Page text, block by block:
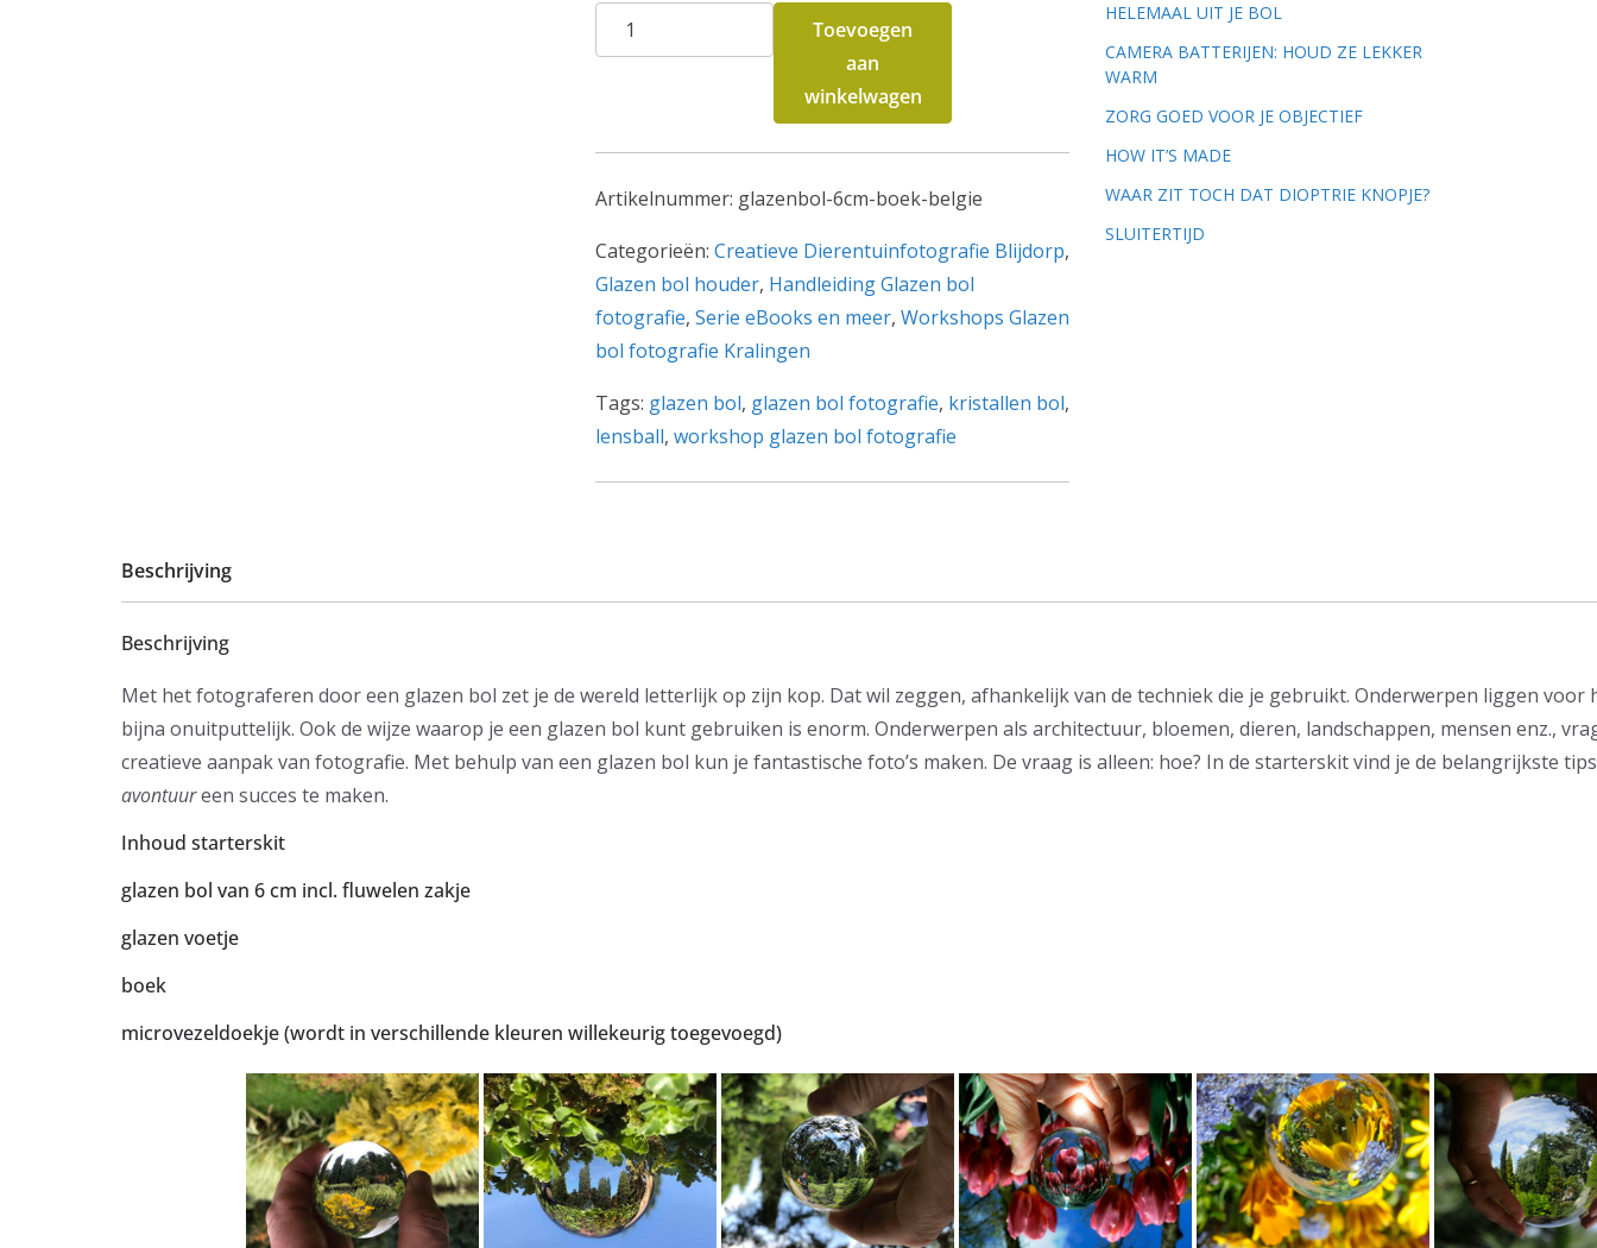
België
-
bol
6
cm
incl.
boek
Toevoegen
aan
winkelwagen
Artikelnummer: glazenbol-6cm-boek-belgie
Categorieën: Creatieve Dierentuinfotografie Blijdorp,
Glazen bol houder, Handleiding Glazen bol
fotografie, Serie eBooks en meer, Workshops Glazen
bol fotografie Kralingen
Tags: glazen bol, glazen bol fotografie, kristallen bol,
lensball, workshop glazen bol fotografie
Beschrijving
Beschrijving
Met het fotograferen door een glazen bol zet je de wereld letterlijk op zijn kop. Dat wil zeggen, afhankelijk van de techniek die je gebruikt. Onderwerpen liggen voor
bijna onuitputtelijk. Ook de wijze waarop je een glazen bol kunt gebruiken is enorm. Onderwerpen als architectuur, bloemen, dieren, landschappen, mensen enz.,
creatieve aanpak van fotografie. Met behulp van een glazen bol kun je fantastische foto’s maken. De vraag is alleen: hoe? In de starterskit vind je de belangrijkste
avontuureen succes te maken.
Inhoud starterskit
glazen bol van 6 cm incl. fluwelen zakje
glazen voetje
boek
microvezeldoekje (wordt in verschillende kleuren willekeurig toegevoegd)
HELEMAAL UIT JE BOL
CAMERA BATTERIJEN: HOUD ZE LEKKER
WARM
ZORG GOED VOOR JE OBJECTIEF
HOW IT’S MADE
WAAR ZIT TOCH DAT DIOPTRIE KNOPJE?
SLUITERTIJD